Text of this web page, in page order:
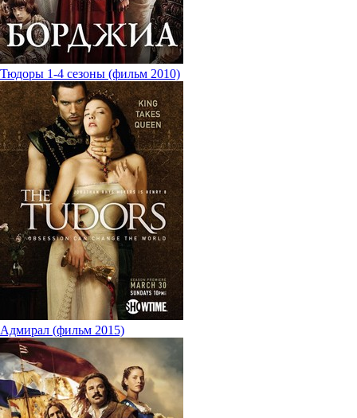
Тюдоры 1-4 сезоны (фильм 2010)
Адмирал (фильм 2015)